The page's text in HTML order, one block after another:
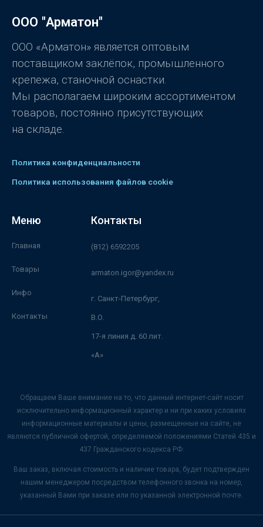
ООО "Арматон"
ООО «Арматон» является оптовым
поставщиком заклёпок, промышленного
крепежа, станочной оснастки.
Мы располагаем широким ассортиментом
товаров, постоянно присутствующих
на складе.
Политика конфиденциальности
Политика использования файлов cookie
Меню
Главная
Товары
Инфо
Контакты
Контакты
(812) 6592205
armaton.igor@yandex.ru
г. Санкт-Петербург,
В.О.
17-я линия д. 60 лит.
«А»
Обращаем Ваше внимание на то, что данный интернет-сайт носит
исключительно информационный характер и ни при каких условиях
информационные материалы и цены, размещенные на сайте, не
являются публичной офертой, определяемой положениями Статей 435 и
437 Гражданского кодекса РФ.
Ваш заказ, включая стоимость и наличие товара, будет подтвержден
нашим менеджером посредством телефонного звонка на номер,
указанный Вами при заказе или по указанной электронной почте.